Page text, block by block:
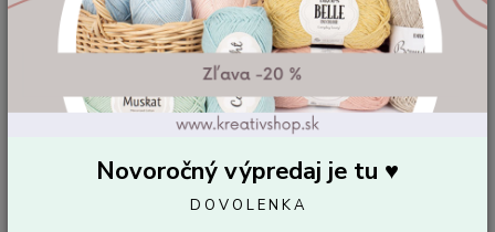
Úvod Pletacie a háčkovacie priadze Dúhové priadze
KOKONKI
Classic 1000 m 3nitka A868
KOKONKI Classic 1000 m 3nitka
A868
Novoročný výpredaj je tu ♥️
D O V O L E N K A